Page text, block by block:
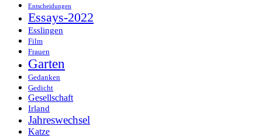
Entscheidungen
Essays-2022
Esslingen
Film
Frauen
Garten
Gedanken
Gedicht
Gesellschaft
Irland
Jahreswechsel
Katze